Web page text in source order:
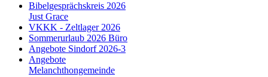
Bibelgesprächskreis 2026
Just Grace
VKKK - Zeltlager 2026
Sommerurlaub 2026 Büro
Angebote Sindorf 2026-3
Angebote
Melanchthongemeinde